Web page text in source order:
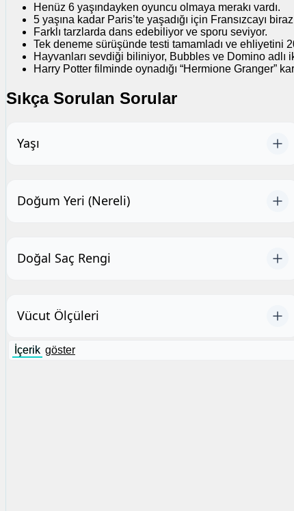
Henüz 6 yaşındayken oyuncu olmaya merakı vardı.
5 yaşına kadar Paris’te yaşadığı için Fransızcayı
Farklı tarzlarda dans edebiliyor ve sporu seviyor.
Tek deneme sürüşünde testi tamamladı ve ehliyetini
Hayvanları sevdiği biliniyor, Bubbles ve Domino adlı
Harry Potter filminde oynadığı “Hermione Granger”
Sıkça Sorulan Sorular
Yaşı
Doğum Yeri (Nereli)
Doğal Saç Rengi
Vücut Ölçüleri
İçerik göster